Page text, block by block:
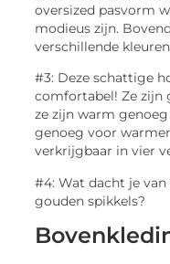
oversized pasvorm
modieus zijn.
verschillende
#3: Deze schattige
comfortabel! Ze zijn
ze zijn warm
genoeg voor
verkrijgbaar in vier
#4: Wat dacht je
gouden spikkels?